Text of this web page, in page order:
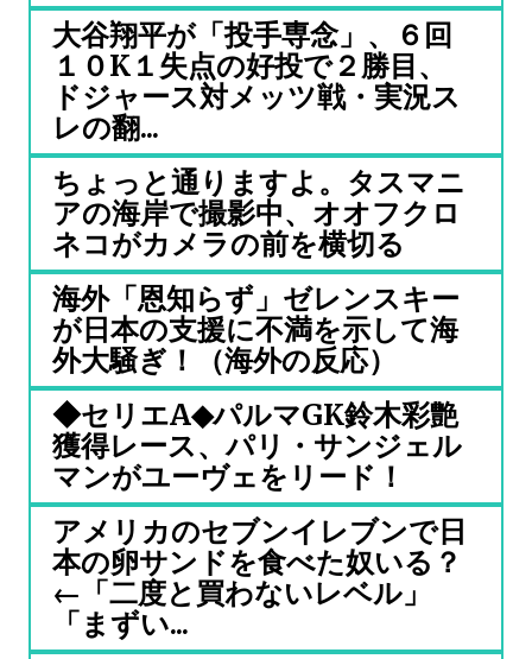
大谷翔平が「投手専念」、６回
１０K１失点の好投で２勝目、
ドジャース対メッツ戦・実況ス
レの翻...
ちょっと通りますよ。タスマニ
アの海岸で撮影中、オオフクロ
ネコがカメラの前を横切る
海外「恩知らず」ゼレンスキー
が日本の支援に不満を示して海
外大騒ぎ！（海外の反応）
◆セリエA◆パルマGK鈴木彩艶
獲得レース、パリ・サンジェル
マンがユーヴェをリード！
アメリカのセブンイレブンで日
本の卵サンドを食べた奴いる？
←「二度と買わないレベル」
「まずい...